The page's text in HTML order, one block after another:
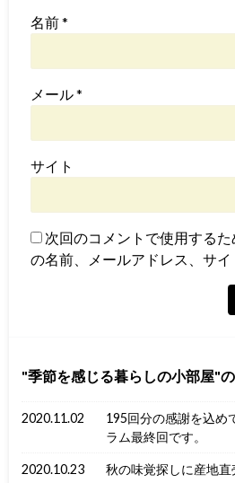
名前*
メール*
サイト
次回のコメントで使用する
の名前、メールアドレス、サイ
季節を感じる暮らしの小部屋
2020.11.02
195回分の感謝を込め
ラム最終回です。
2020.10.23 秋の味覚探しに産地直